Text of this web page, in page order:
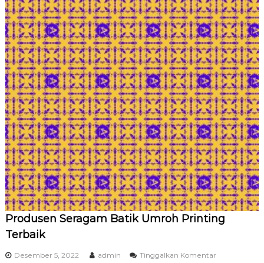
n
g
a
n
B
a
h
a
n
P
r
i
m
a
T
e
r
b
a
i
k
Produsen Seragam Batik Umroh Printing
Terbaik
Desember 5, 2022 admin Tinggalkan Komentarp